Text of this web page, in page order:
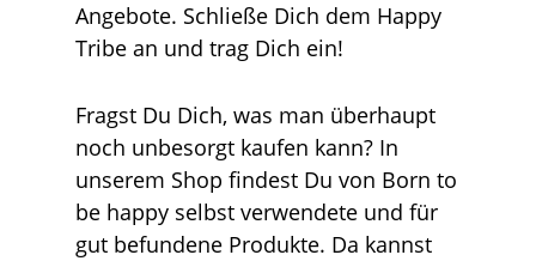
Angebote. Schließe Dich dem Happy
Tribe an und trag Dich ein!
Fragst Du Dich, was man überhaupt
noch unbesorgt kaufen kann? In
unserem Shop findest Du von Born to
be happy selbst verwendete und für
gut befundene Produkte. Da kannst